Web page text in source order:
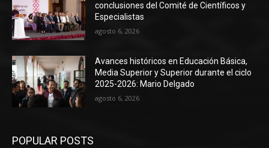
conclusiones del Comité de Científicos y
Especialistas
agosto 6, 2026
Avances históricos en Educación Básica,
Media Superior y Superior durante el ciclo
2025-2026: Mario Delgado
agosto 6, 2026
POPULAR POSTS